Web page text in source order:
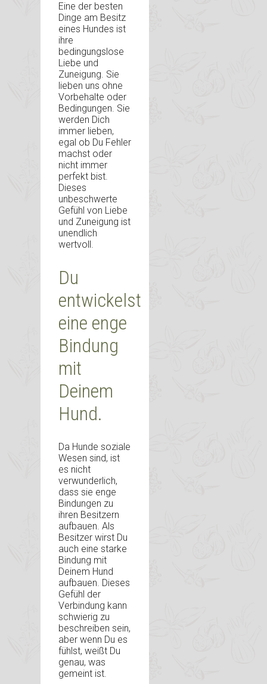
Eine der besten
Dinge am Besitz
eines Hundes ist
ihre
bedingungslose
Liebe und
Zuneigung. Sie
lieben uns ohne
Vorbehalte oder
Bedingungen. Sie
werden Dich
immer lieben,
egal ob Du Fehler
machst oder
nicht immer
perfekt bist.
Dieses
unbeschwerte
Gefühl von Liebe
und Zuneigung ist
unendlich
wertvoll.
Du
entwickelst
eine enge
Bindung
mit
Deinem
Hund.
Da Hunde soziale
Wesen sind, ist
es nicht
verwunderlich,
dass sie enge
Bindungen zu
ihren Besitzern
aufbauen. Als
Besitzer wirst Du
auch eine starke
Bindung mit
Deinem Hund
aufbauen. Dieses
Gefühl der
Verbindung kann
schwierig zu
beschreiben sein,
aber wenn Du es
fühlst, weißt Du
genau, was
gemeint ist.